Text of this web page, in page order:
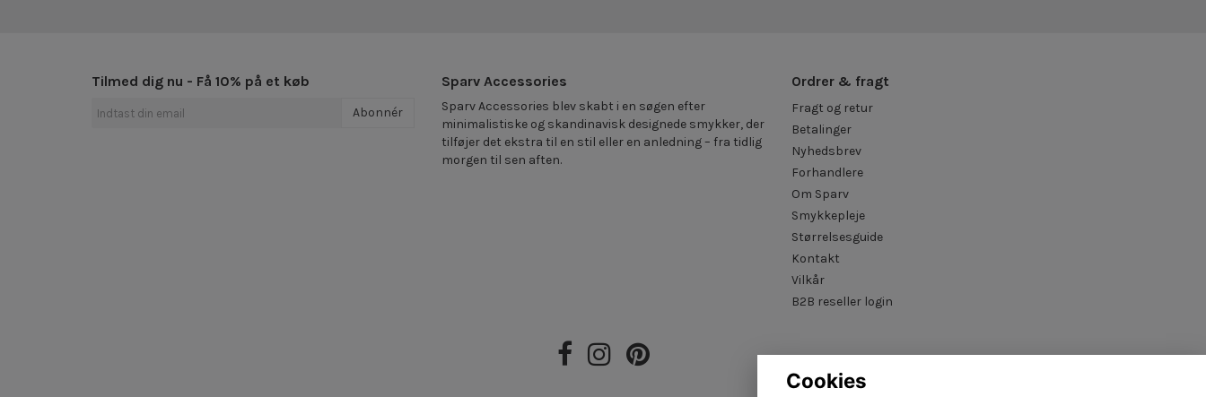
Tilmed dig nu - Få 10% på et køb
Abonnér
Sparv Accessories
Sparv Accessories blev skabt i en søgen efter
minimalistiske og skandinavisk designede smykker, der
tilføjer det ekstra til en stil eller en anledning – fra tidlig
morgen til sen aften.
Ordrer & fragt
Fragt og retur
Betalinger
Nyhedsbrev
Forhandlere
Om Sparv
Smykkepleje
Størrelsesguide
Kontakt
Vilkår
B2B reseller login
Cookies